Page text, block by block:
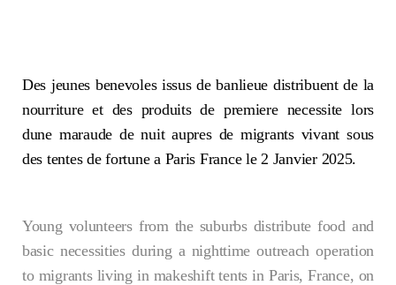
Des jeunes benevoles issus de banlieue distribuent de la
nourriture et des produits de premiere necessite lors
dune maraude de nuit aupres de migrants vivant sous
des tentes de fortune a Paris France le 2 Janvier 2025.
Young volunteers from the suburbs distribute food and
basic necessities during a nighttime outreach operation
to migrants living in makeshift tents in Paris, France, on